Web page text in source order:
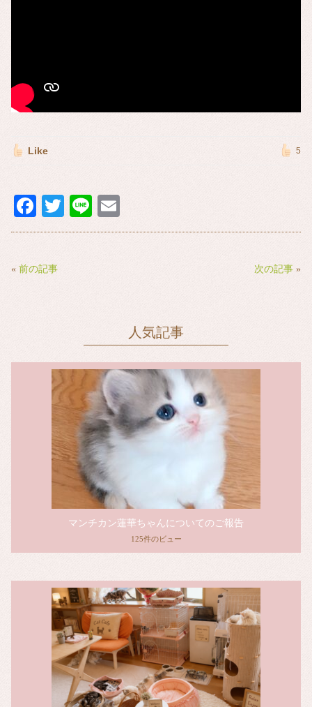
Like 5
Fa
ce
ok
T
wi
Li
ne m
« 前の記事 次の記事 »
人気記事
マンチカン蓮華ちゃんについてのご報告
125件のビュー